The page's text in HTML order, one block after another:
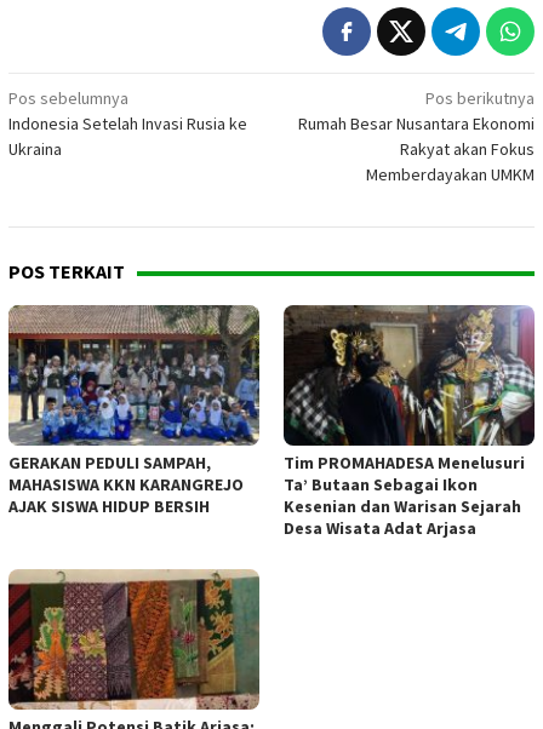
Navigasi
pos
Pos sebelumnya
Indonesia Setelah Invasi Rusia ke
Ukraina
Pos berikutnya
Rumah Besar Nusantara Ekonomi
Rakyat akan Fokus
Memberdayakan UMKM
POS TERKAIT
GERAKAN PEDULI SAMPAH,
MAHASISWA KKN KARANGREJO
AJAK SISWA HIDUP BERSIH
Tim PROMAHADESA Menelusuri
Ta’ Butaan Sebagai Ikon
Kesenian dan Warisan Sejarah
Desa Wisata Adat Arjasa